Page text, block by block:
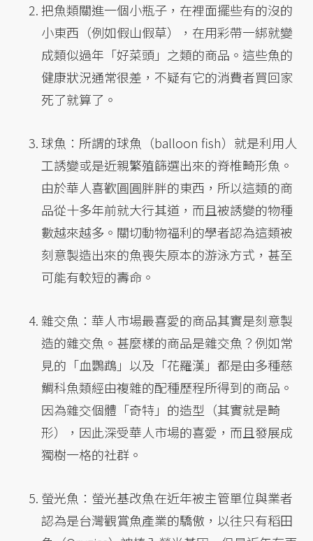
把魚類關進一個小瓶子，在裡面擺些有的沒的
小東西（例如假山假草），在用彩帶一綁就變
成類似過年「好菜頭」之類的商品。這些魚的
健康狀況通常很差，不疑有它的消費者買回家
死了就算了。
球魚：所謂的球魚（balloon fish）就是利用人
工誘變或是近親繁殖篩選出來的脊椎畸形魚。
由於華人喜歡圓圓胖胖的東西，所以這類的商
品從十多年前就大行其道，而且被誘變的物種
數越來越多。關切動物福利的學者認為這類被
刻意製造出來的魚喪失原本的游泳方式，甚至
可能有較短的壽命。
雜交魚：華人市場最喜愛的商品其實是刻意製
造的雜交魚。甚麼樣的商品是雜交魚？例如常
見的「血鸚鵡」以及「花羅漢」都是由多種慈
鯛科魚類經由複雜的配種歷程所得到的商品。
因為雜交個體「奇特」的造型（其實就是畸
形），因此深受華人市場的喜愛，而且發展成
獨樹一格的社群。
螢光魚：螢光基改魚在近年被主管單位與業者
認為是台灣觀賞魚產業的驕傲，以往只有稻田